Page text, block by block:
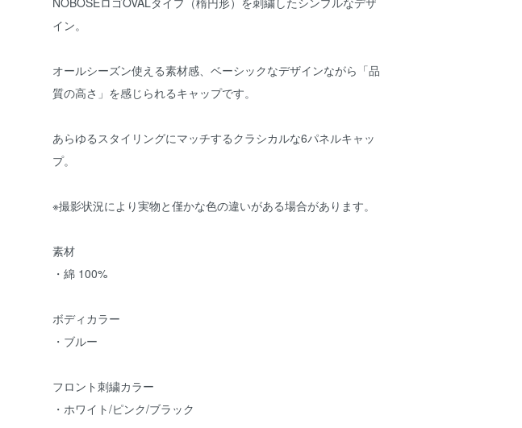
イン。
オールシーズン使える素材感、ベーシックなデザインながら「品
質の高さ」を感じられるキャップです。
あらゆるスタイリングにマッチするクラシカルな6パネルキャッ
プ。
※撮影状況により実物と僅かな色の違いがある場合があります。
素材
・綿 100%
ボディカラー
・ブルー
フロント刺繍カラー
・ホワイト/ピンク/ブラック